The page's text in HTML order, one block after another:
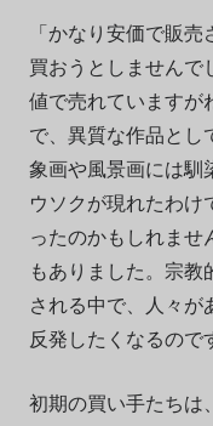
「かなり安価で販
買おうとしませんで
値で売れていますが
で、異質な作品とし
象画や風景画には馴
ウソクが現れたわ
ったのかもしれま
もありました。宗教
される中で、人々
反発したくなるので
初期の買い手たちは